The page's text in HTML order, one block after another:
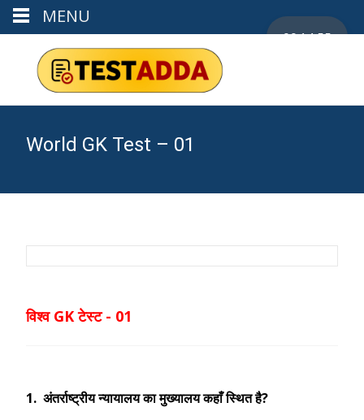
World GK Test – 01
00:14:55
विश्व GK टेस्ट - 01
1. अंतर्राष्ट्रीय न्यायालय का मुख्यालय कहाँ स्थित है?
MENU